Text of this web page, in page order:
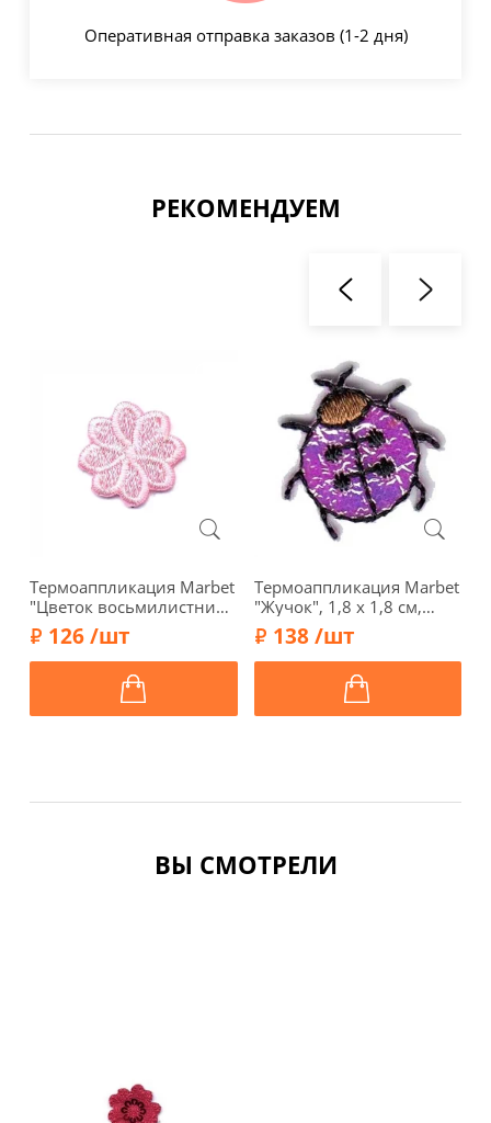
Оперативная отправка заказов (1-2 дня)
РЕКОМЕНДУЕМ
Термоаппликация Marbet
"Цветок восьмилистник
малый", 1,7 х 1,7 см,
розовый, 569204.Q
126 /шт
Термоаппликация Marbet
"Жучок", 1,8 х 1,8 см,
569933.C
138 /шт
ВЫ СМОТРЕЛИ